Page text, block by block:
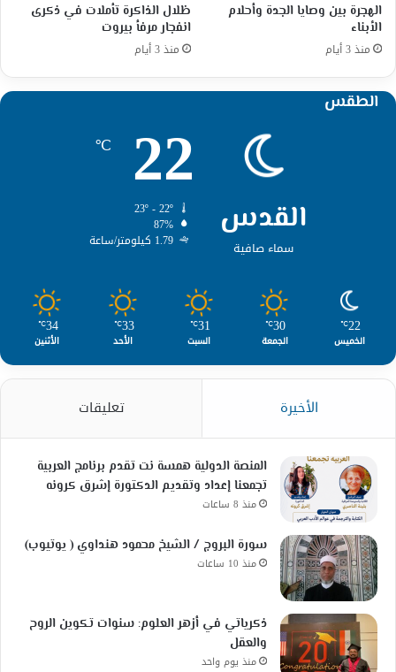
الهجرة بين وصايا الجدة وأحلام
الأبناء
منذ 3 أيام
ظلال الذاكرة تأملات في ذكرى
انفجار مرفأ بيروت
منذ 3 أيام
الطقس
القدس
سماء صافية
22
℃
87%
1.79 كيلومتر/ساعة
22
℃
الخميس
30
℃
الجمعة
31
℃
السبت
33
℃
الأحد
34
℃
الأثنين
الأخيرة تعليقات
المنصة الدولية همسة نت تقدم برنامج العربية
تجمعنا إعداد وتقديم الدكتورة إشرق كرونه
منذ 8 ساعات
سورة البروج / الشيخ محمود هنداوي ( يوتيوب)
منذ 10 ساعات
ذكرياتي في أزهر العلوم: سنوات تكوين الروح
والعقل
منذ يوم واحد